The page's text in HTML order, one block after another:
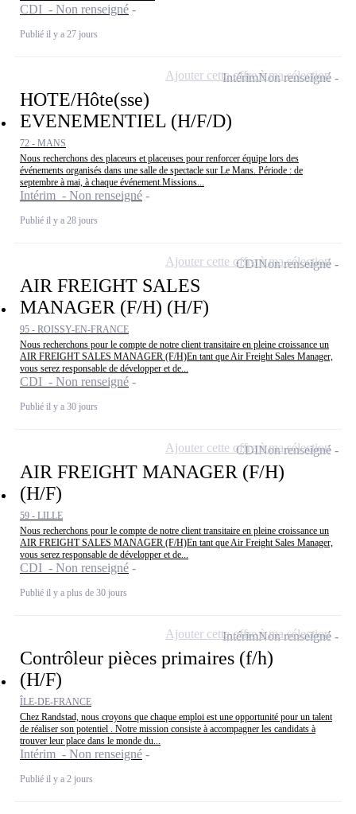
CDI - Non renseigné
Publié il y a 27 jours
HOTE/Hôte(sse)
EVENEMENTIEL (H/F/D)
72 - MANS
Nous recherchons des placeurs et placeuses pour renforcer équipe lors des
événements organisés dans une salle de spectacle sur Le Mans. Période : de
septembre à mai, à chaque événement.Missions...
Intérim - Non renseigné
Publié il y a 28 jours
IntérimNon renseigné
Ajouter cette offre à ma sélection
AIR FREIGHT SALES
MANAGER (F/H) (H/F)
95 - ROISSY-EN-FRANCE
Nous recherchons pour le compte de notre client transitaire en pleine croissance un
AIR FREIGHT SALES MANAGER (F/H)En tant que Air Freight Sales Manager,
vous serez responsable de développer et de...
CDI - Non renseigné
Publié il y a 30 jours
CDINon renseigné
Ajouter cette offre à ma sélection
AIR FREIGHT MANAGER (F/H)
(H/F)
59 - LILLE
Nous recherchons pour le compte de notre client transitaire en pleine croissance un
AIR FREIGHT SALES MANAGER (F/H)En tant que Air Freight Sales Manager,
vous serez responsable de développer et de...
CDI - Non renseigné
Publié il y a plus de 30 jours
CDINon renseigné
Ajouter cette offre à ma sélection
Contrôleur pièces primaires (f/h)
(H/F)
ÎLE-DE-FRANCE
Chez Randstad, nous croyons que chaque emploi est une opportunité pour un talent
de réaliser son potentiel . Notre mission consiste à accompagner les candidats à
trouver leur place dans le monde du...
Intérim - Non renseigné
Publié il y a 2 jours
IntérimNon renseigné
Ajouter cette offre à ma sélection